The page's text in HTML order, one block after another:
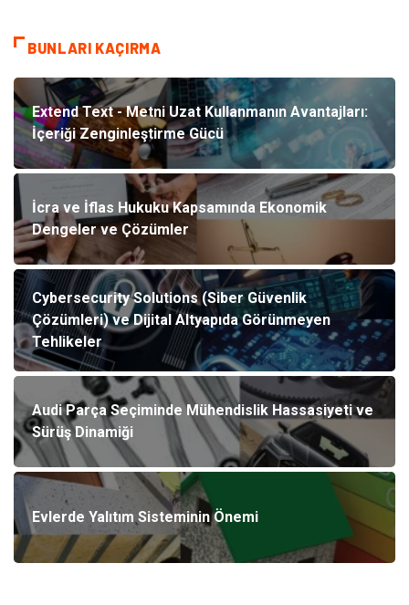
BUNLARI KAÇIRMA
Extend Text - Metni Uzat Kullanmanın Avantajları:
İçeriği Zenginleştirme Gücü
İcra ve İflas Hukuku Kapsamında Ekonomik
Dengeler ve Çözümler
Cybersecurity Solutions (Siber Güvenlik
Çözümleri) ve Dijital Altyapıda Görünmeyen
Tehlikeler
Audi Parça Seçiminde Mühendislik Hassasiyeti ve
Sürüş Dinamiği
Evlerde Yalıtım Sisteminin Önemi